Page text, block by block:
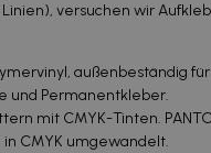
versuchen wir
außenbeständig
und Permanentkleber.
mit CMYK-Tinten.
CMYK umgewandelt.